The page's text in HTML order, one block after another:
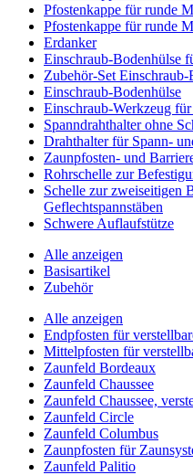
Pfostenkappe für runde
Pfostenkappe für runde
Erdanker
Einschraub-Bodenhülse
Zubehör-Set Einschraub-
Einschraub-Bodenhülse
Einschraub-Werkzeug
Spanndrahthalter ohne
Drahthalter für Spann-
Zaunpfosten- und
Rohrschelle zur
Schelle zur zweiseitigen
Geflechtspannstäben
Schwere Auflaufstütze
Alle anzeigen
Basisartikel
Zubehör
Alle anzeigen
Endpfosten für
Mittelpfosten für
Zaunfeld Bordeaux
Zaunfeld Chaussee
Zaunfeld Chaussee,
Zaunfeld Circle
Zaunfeld Columbus
Zaunpfosten für
Zaunfeld Palitio